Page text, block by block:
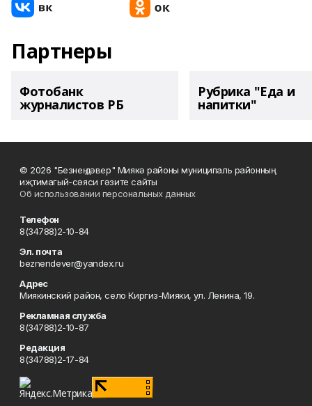
Партнеры
Фотобанк
журналистов РБ
Рубрика "Еда и
напитки"
© 2026 "Безнең дәвер" Миякә районы муниципаль районның
иҗтимагый-сәяси гәзите сайты
Об использовании персональных данных
Телефон
8(34788)2-10-84
Эл. почта
beznendever@yandex.ru
Адрес
Миякинский район, село Киргиз-Мияки, ул. Ленина, 19.
Рекламная служба
8(34788)2-10-87
Редакция
8(34788)2-17-84